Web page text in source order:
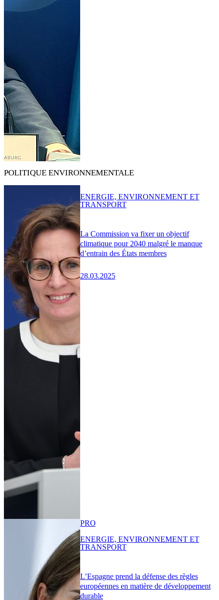
POLITIQUE ENVIRONNEMENTALE
La Commission va fixer un objectif
climatique pour 2040 malgré le manque
d’entrain des États membres
28.03.2025
ENERGIE, ENVIRONNEMENT ET
TRANSPORT
L’Espagne prend la défense des règles
européennes en matière de développement
durable
PRO
ENERGIE, ENVIRONNEMENT ET
TRANSPORT